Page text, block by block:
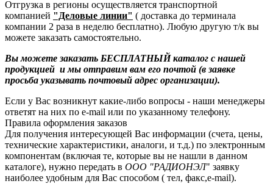
Отгрузка в регионы осуществляется транспортной
компанией "Деловые линии" ( доставка до терминала
компании 2 раза в неделю бесплатно). Любую другую т/к вы
можете заказать самостоятельно.
Вы можете заказать БЕСПЛАТНЫЙ каталог с нашей
продукцией и мы отправим вам его почтой (в заявке
просьба указывать почтовый адрес организации).
Если у Вас возникнут какие-либо вопросы - наши менеджеры
ответят на них по e-mail или по указанному телефону.
Правила оформления заказов
Для получения интересующей Вас информации (счета, цены,
технические характеристики, аналоги, и т.д.) по электронным
компонентам (включая те, которые вы не нашли в данном
каталоге), нужно передать в ООО "РАДИОНЭЛ" заявку
наиболее удобным для Вас способом ( тел, факс,e-mail).